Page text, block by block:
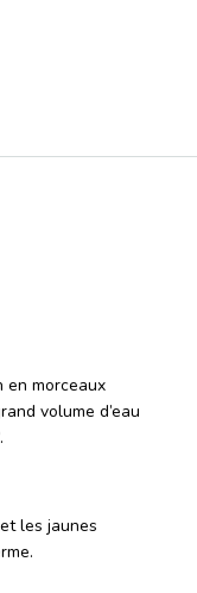
en morceaux
volume d’eau
les jaunes